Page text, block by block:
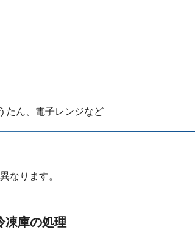
たん、電子レンジなど
なります。
凍庫の処理